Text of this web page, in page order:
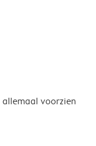
voorzien